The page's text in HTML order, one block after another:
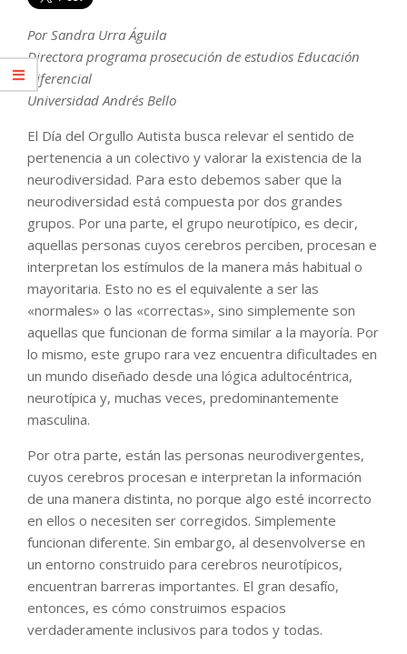
Por Sandra Urra Águila
Directora programa prosecución de estudios Educación
Diferencial
Universidad Andrés Bello
El Día del Orgullo Autista busca relevar el sentido de
pertenencia a un colectivo y valorar la existencia de la
neurodiversidad. Para esto debemos saber que la
neurodiversidad está compuesta por dos grandes
grupos. Por una parte, el grupo neurotípico, es decir,
aquellas personas cuyos cerebros perciben, procesan e
interpretan los estímulos de la manera más habitual o
mayoritaria. Esto no es el equivalente a ser las
«normales» o las «correctas», sino simplemente son
aquellas que funcionan de forma similar a la mayoría. Por
lo mismo, este grupo rara vez encuentra dificultades en
un mundo diseñado desde una lógica adultocéntrica,
neurotípica y, muchas veces, predominantemente
masculina.
Por otra parte, están las personas neurodivergentes,
cuyos cerebros procesan e interpretan la información
de una manera distinta, no porque algo esté incorrecto
en ellos o necesiten ser corregidos. Simplemente
funcionan diferente. Sin embargo, al desenvolverse en
un entorno construido para cerebros neurotípicos,
encuentran barreras importantes. El gran desafío,
entonces, es cómo construimos espacios
verdaderamente inclusivos para todos y todas.